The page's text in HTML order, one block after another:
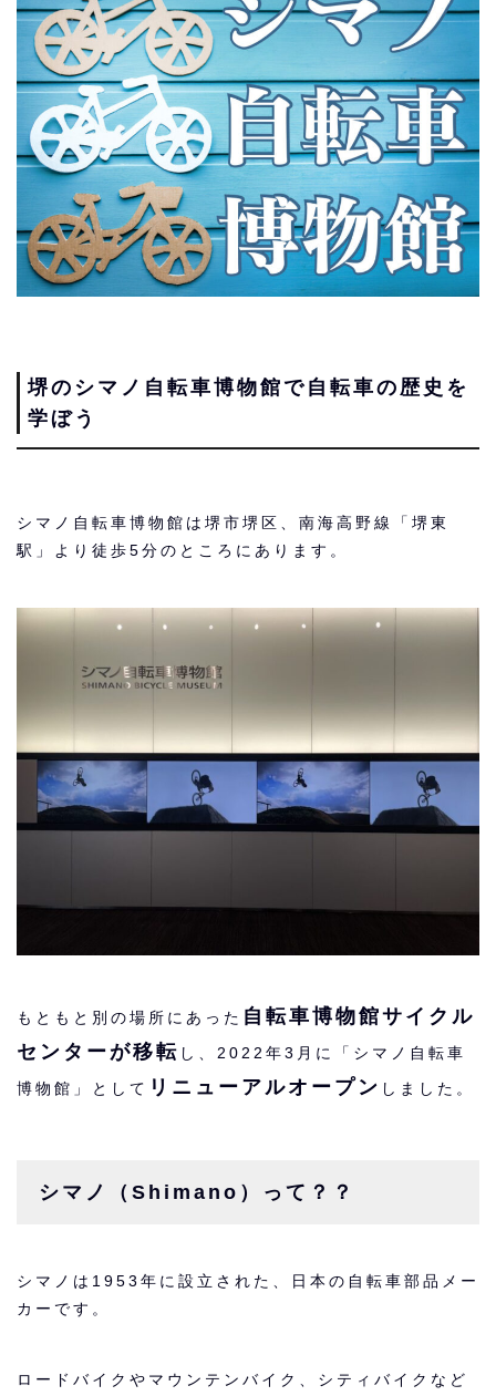
堺のシマノ自転車博物館で自転車の歴史を
学ぼう
シマノ自転車博物館は堺市堺区、南海高野線「堺東
駅」より徒歩5分のところにあります。
もともと別の場所にあった 自転車博物館サイクル
センターが移転 し、2022年3月に「シマノ自転車
博物館」として リニューアルオープン しました。
シマノ（Shimano）って？？
シマノは1953年に設立された、日本の自転車部品メー
カーです。
ロードバイクやマウンテンバイク、シティバイクなど